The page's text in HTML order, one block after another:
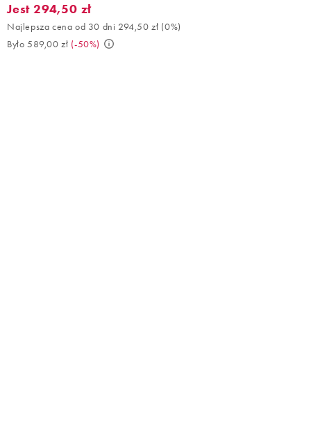
Jest 294,50 zł. Najlepsza cena od 30 dni 294,50 zł (0%). Było
Jest 294,50 zł
Najlepsza cena od 30 dni 294,50 zł (0%)
Było 589,00 zł (-50%)